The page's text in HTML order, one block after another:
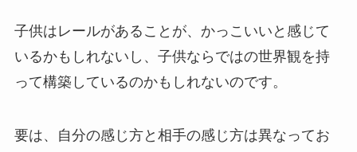
子供はレールがあることが、かっこいいと感じて
いるかもしれないし、子供ならではの世界観を持
って構築しているのかもしれないのです。
要は、自分の感じ方と相手の感じ方は異なってお